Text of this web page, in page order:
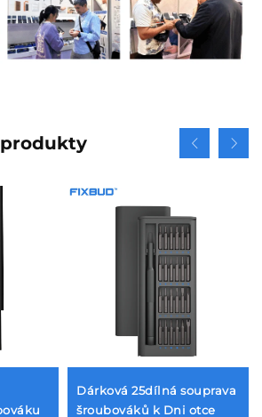
Dárková 25dílná souprava
šroubováků k Dni otce